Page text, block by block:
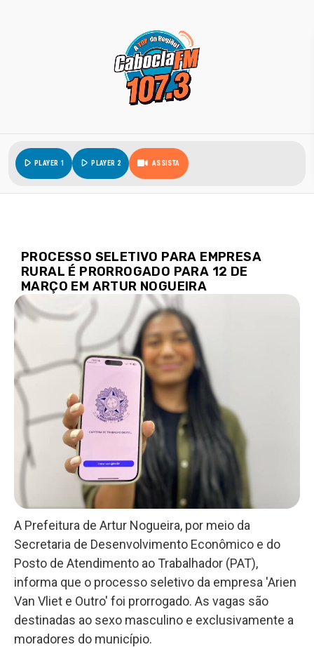
play_arrowPLAYER 1 play_arrowPLAYER 2 ASSISTA
PROCESSO SELETIVO PARA EMPRESA
RURAL É PRORROGADO PARA 12 DE
MARÇO EM ARTUR NOGUEIRA
A Prefeitura de Artur Nogueira, por meio da
Secretaria de Desenvolvimento Econômico e do
Posto de Atendimento ao Trabalhador (PAT),
informa que o processo seletivo da empresa 'Arien
Van Vliet e Outro' foi prorrogado. As vagas são
destinadas ao sexo masculino e exclusivamente a
moradores do município.